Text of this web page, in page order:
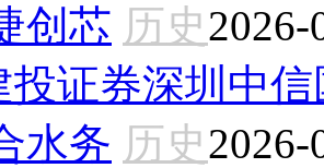
创芯 历史2026-
投证券深圳中
水务 历史2026-